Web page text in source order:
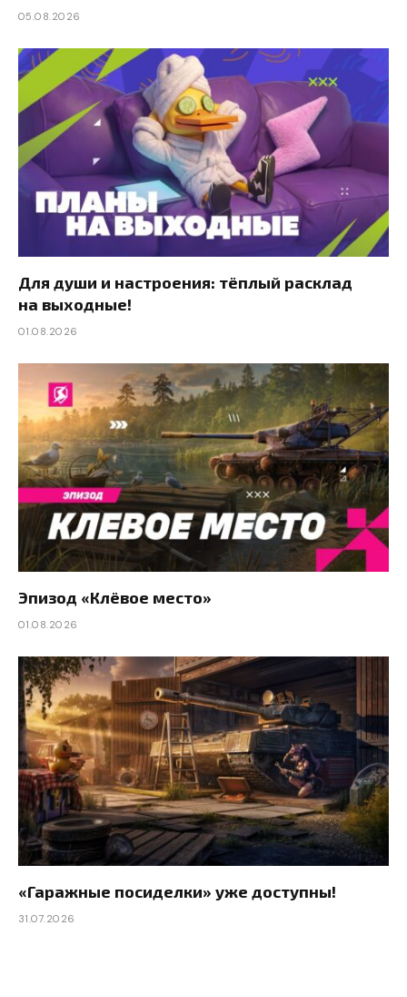
05.08.2026
Для души и настроения: тёплый расклад
на выходные!
01.08.2026
Эпизод «Клёвое место»
01.08.2026
«Гаражные посиделки» уже доступны!
31.07.2026